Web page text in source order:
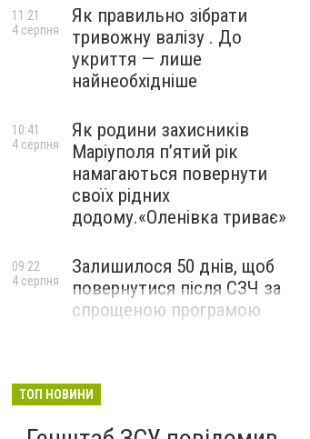
Як правильно зібрати
тривожну валізу . До
укриття — лише
найнеобхідніше
11:21
4 серпня
Як родини захисників
Маріуполя пʼятий рік
намагаються повернути
своїх рідних
додому.«Оленівка триває»
10:41
4 серпня
Залишилося 50 днів, щоб
повернутися після СЗЧ за
спрощеною програмою
09:22
4 серпня
ТОП НОВИНИ